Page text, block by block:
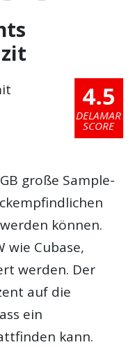
4.5
DELAMAR
SCORE
große Sample-
können.
wie Cubase,
werden. Der
auf die
ein
kann.